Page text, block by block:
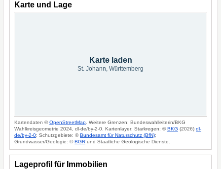
Karte und Lage
Karte laden
St. Johann, Württemberg
Kartendaten ©OpenStreetMap . Weitere Grenzen: Bundeswahlleiterin/BKG
Wahlkreisgeometrie 2024, dl-de/by-2-0. Kartenlayer: Starkregen: ©BKG (2026) dl-
de/by-2-0; Schutzgebiete: ©Bundesamt für Naturschutz (BfN);
Grundwasser/Geologie: ©BGR und Staatliche Geologische Dienste.
Lageprofil für Immobilien